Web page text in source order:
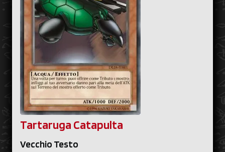
Tartaruga Catapulta
Vecchio Testo